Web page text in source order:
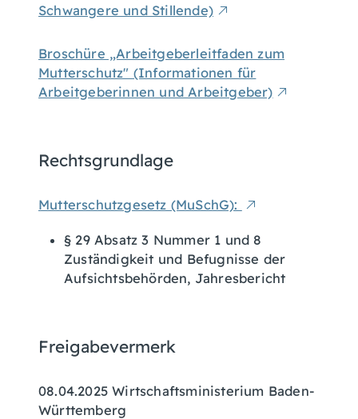
Schwangere und Stillende)
Broschüre „Arbeitgeberleitfaden zum
Mutterschutz" (Informationen für
Arbeitgeberinnen und Arbeitgeber)
Rechtsgrundlage
Mutterschutzgesetz (MuSchG):
§ 29 Absatz 3 Nummer 1 und 8
Zuständigkeit und Befugnisse der
Aufsichtsbehörden, Jahresbericht
Freigabevermerk
08.04.2025 Wirtschaftsministerium Baden-
Württemberg